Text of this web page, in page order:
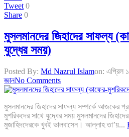
Tweet 0
Share 0
মুসলমানদের জিহাদের সাফল্য
যুদ্ধের সময়)
Posted By: Md Nazrul Islamon: এপ্রিল
জ্ঞানNo Comments
মুসলমানদের জিহাদের সাফল্য সম্পর্কে আজকের
মুশরিকদের সাথে যুদ্ধের সময় মুসলমানদের
মুজাহিদদেরকে খুবই ভালবাসেন। আল্লাহ তা’য়...